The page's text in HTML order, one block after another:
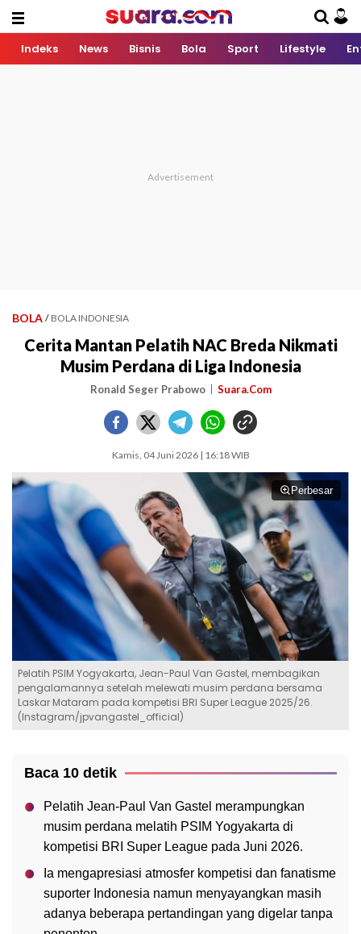
Indeks News Bisnis Bola Sport Lifestyle
BOLA / BOLA INDONESIA
Cerita Mantan Pelatih NAC Breda Nikmati
Musim Perdana di Liga Indonesia
Ronald Seger Prabowo Suara.Com
Kamis, 04 Juni 2026 | 16:18 WIB
Perbesar
Pelatih PSIM Yogyakarta, Jean-Paul Van Gastel, membagikan
pengalamannya setelah melewati musim perdana bersama
Laskar Mataram pada kompetisi BRI Super League 2025/26.
(Instagram/jpvangastel_official)
Baca 10 detik
Pelatih Jean-Paul Van Gastel merampungkan
musim perdana melatih PSIM Yogyakarta di
kompetisi BRI Super League pada Juni 2026.
Ia mengapresiasi atmosfer kompetisi dan fanatisme
suporter Indonesia namun menyayangkan masih
adanya beberapa pertandingan yang digelar tanpa